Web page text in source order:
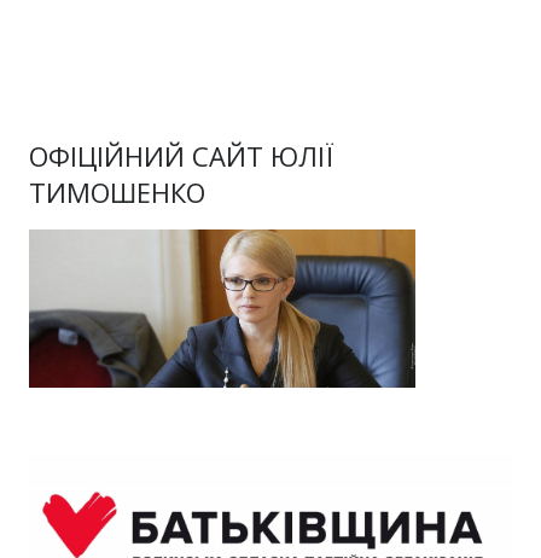
ОФІЦІЙНИЙ САЙТ ЮЛІЇ
ТИМОШЕНКО